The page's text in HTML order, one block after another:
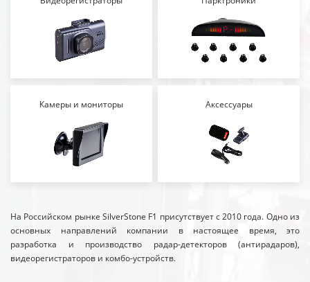
Камеры и мониторы Аксессуары
На Российском рынке SilverStone F1 присутствует с 2010 года. Одно из
основных направлений компании в настоящее время, это
разработка и производство радар-детекторов (антирадаров),
видеорегистраторов и комбо-устройств.